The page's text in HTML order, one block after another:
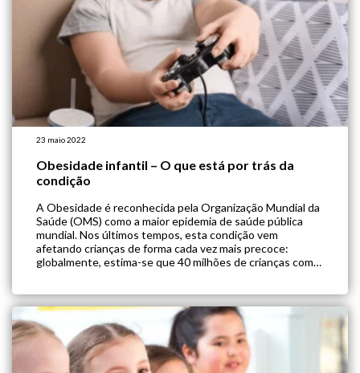
23 maio 2022
Obesidade infantil – O que está por trás da
condição
A Obesidade é reconhecida pela Organização Mundial da
Saúde (OMS) como a maior epidemia de saúde pública
mundial. Nos últimos tempos, esta condição vem
afetando crianças de forma cada vez mais precoce:
globalmente, estima-se que 40 milhões de crianças com